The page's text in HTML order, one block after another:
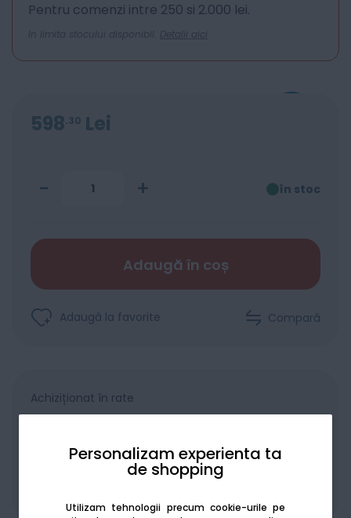
Personalizam experienta ta
de shopping
Utilizam tehnologii precum cookie-urile pe
Pentru comenzi intre 250 si 2.000 lei.
In limita stocului disponibil. Detalii aici
598 30 Lei
- + în stoc
Adaugă în coș
Adaugă la favorite Compară
Achiziționat în rate